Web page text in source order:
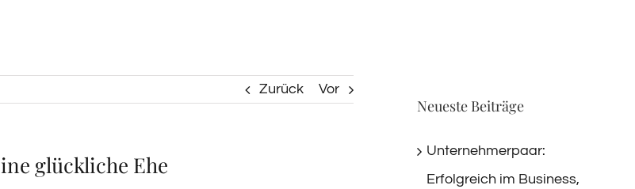
Zurück Vor
glückliche Ehe
Neueste Beiträge
Unternehmerpaar:
Erfolgreich im Business,